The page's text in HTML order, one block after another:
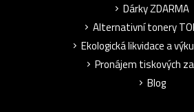
Dárky ZDARMA
Alternativní tonery
Ekologická likvidace a
Pronájem tiskových
Blog